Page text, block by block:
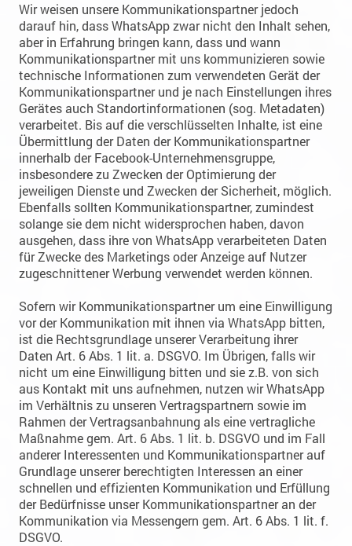
Wir weisen unsere Kommunikationspartner jedoch
darauf hin, dass WhatsApp zwar nicht den Inhalt sehen,
aber in Erfahrung bringen kann, dass und wann
Kommunikationspartner mit uns kommunizieren sowie
technische Informationen zum verwendeten Gerät der
Kommunikationspartner und je nach Einstellungen ihres
Gerätes auch Standortinformationen (sog. Metadaten)
verarbeitet. Bis auf die verschlüsselten Inhalte, ist eine
Übermittlung der Daten der Kommunikationspartner
innerhalb der Facebook-Unternehmensgruppe,
insbesondere zu Zwecken der Optimierung der
jeweiligen Dienste und Zwecken der Sicherheit, möglich.
Ebenfalls sollten Kommunikationspartner, zumindest
solange sie dem nicht widersprochen haben, davon
ausgehen, dass ihre von WhatsApp verarbeiteten Daten
für Zwecke des Marketings oder Anzeige auf Nutzer
zugeschnittener Werbung verwendet werden können.
Sofern wir Kommunikationspartner um eine Einwilligung
vor der Kommunikation mit ihnen via WhatsApp bitten,
ist die Rechtsgrundlage unserer Verarbeitung ihrer
Daten Art. 6 Abs. 1 lit. a. DSGVO. Im Übrigen, falls wir
nicht um eine Einwilligung bitten und sie z.B. von sich
aus Kontakt mit uns aufnehmen, nutzen wir WhatsApp
im Verhältnis zu unseren Vertragspartnern sowie im
Rahmen der Vertragsanbahnung als eine vertragliche
Maßnahme gem. Art. 6 Abs. 1 lit. b. DSGVO und im Fall
anderer Interessenten und Kommunikationspartner auf
Grundlage unserer berechtigten Interessen an einer
schnellen und effizienten Kommunikation und Erfüllung
der Bedürfnisse unser Kommunikationspartner an der
Kommunikation via Messengern gem. Art. 6 Abs. 1 lit. f.
DSGVO.